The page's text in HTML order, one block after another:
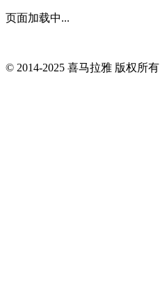
页面加载中...
© 2014-2025 喜马拉雅 版权所有